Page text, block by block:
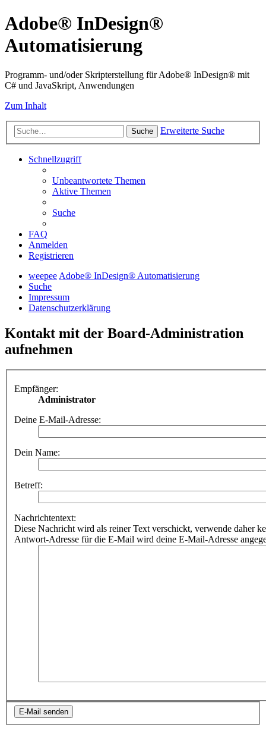
Adobe® InDesign®
Automatisierung
Programm- und/oder Skripterstellung für Adobe® InDesign® mit
C# und JavaSkript, Anwendungen
Zum Inhalt
Suche Erweiterte Suche
Schnellzugriff
Unbeantwortete Themen
Aktive Themen
Suche
FAQ
Anmelden
Registrieren
weepeeAdobe® InDesign® Automatisierung
Suche
Impressum
Datenschutzerklärung
Kontakt mit der Board-Administration
aufnehmen
Empfänger:
Administrator
Deine E-Mail-Adresse:
Dein Name:
Betreff:
Nachrichtentext:
Diese Nachricht wird als reiner Text verschickt, verwende daher
Antwort-Adresse für die E-Mail wird deine E-Mail-Adresse